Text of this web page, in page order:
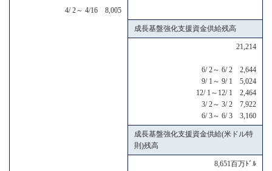
4/ 2～ 4/16 8,005
成長基盤強化支援資金供給残高
21,214
6/ 2～ 6/ 2 2,644
9/ 1～ 9/ 1 5,024
12/ 1～12/ 1 2,464
3/ 2～ 3/ 2 7,922
6/ 3～ 6/ 3 3,160
成長基盤強化支援資金供給(米ドル特
則)残高
8,651百万ﾄﾞﾙ